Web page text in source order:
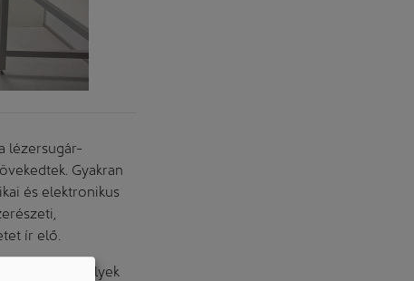
lézersugár-
Gyakran
és elektronikus
ír elő.
kínál, amelyek